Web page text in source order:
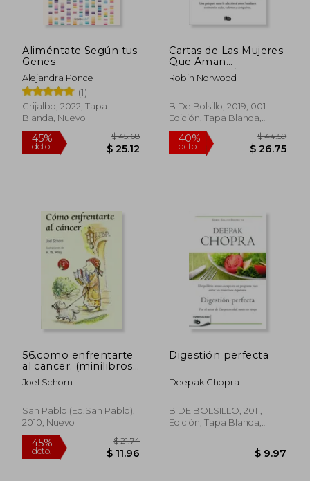
40% 45%
dcto.
Aliméntate Según tus
Genes
Alejandra Ponce
(1)
Grijalbo, 2022, Tapa
Blanda, Nuevo
Cartas de Las Mujeres
Que Aman
Demasiado / Letters
from Women Who
Robin Norwood
B De Bolsillo, 2019, 001
Edición, Tapa Blanda,
Nuevo
56.como enfrentarte
al cancer. (minilibros
autoayuda)
Joel Schorn
San Pablo (ed.san Pablo),
2010, Nuevo
Digestión perfecta
Deepak Chopra
B DE BOLSILLO, 2011, 1
Edición, Tapa Blanda,